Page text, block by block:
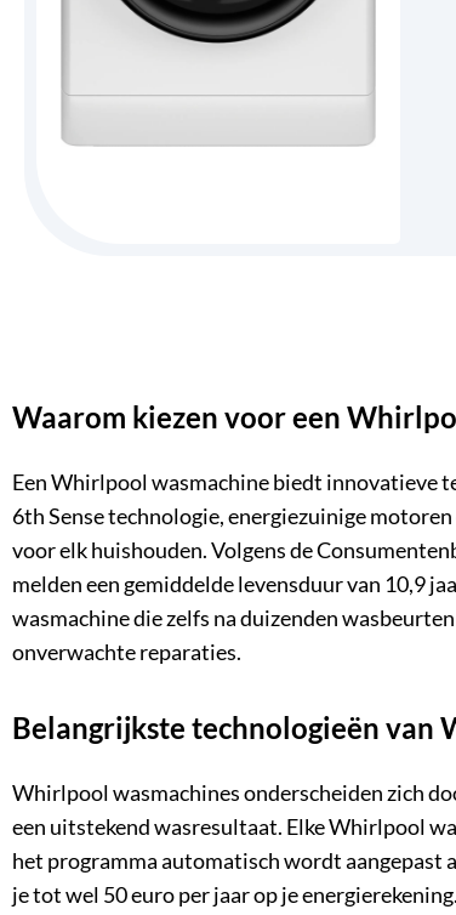
Waarom kiezen voor een
Een Whirlpool wasmachine biedt innovatieve
6th Sense technologie, energiezuinige
voor elk huishouden. Volgens de
melden een gemiddelde levensduur van 10,9
wasmachine die zelfs na duizenden
onverwachte reparaties.
Belangrijkste technologieën van
Whirlpool wasmachines onderscheiden zich
een uitstekend wasresultaat. Elke Whirlpool
het programma automatisch wordt aangepast
je tot wel 50 euro per jaar op je